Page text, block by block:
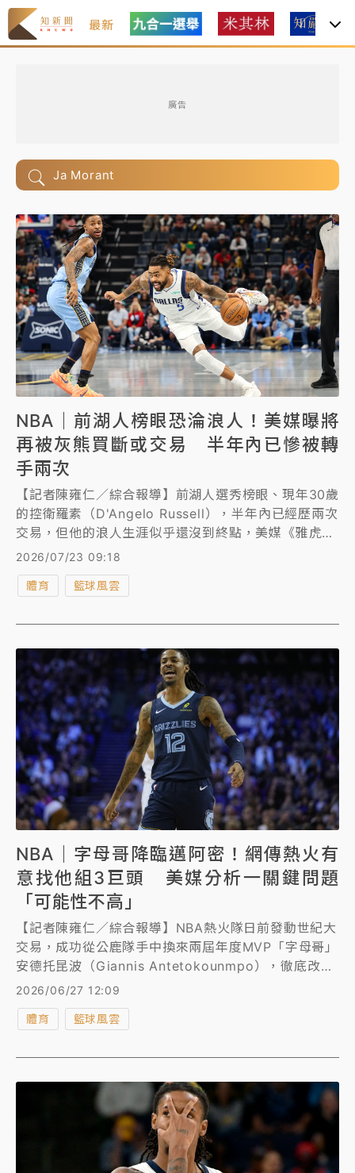
最新
廣告
Ja Morant
NBA｜前湖人榜眼恐淪浪人！美媒曝將
再被灰熊買斷或交易 半年內已慘被轉
手兩次
【記者陳雍仁／綜合報導】前湖人選秀榜眼、現年30歲
的控衛羅素（D'Angelo Russell），半年內已經歷兩次
交易，但他的浪人生涯似乎還沒到終點，美媒《雅虎體
育》報導，灰熊計畫在今夏與羅素分道揚鑣，目前預計
言，羅素顯然不在球隊未來藍圖。
2026/07/23 09:18
體育 籃球風雲
NBA｜字母哥降臨邁阿密！網傳熱火有
意找他組3巨頭 美媒分析一關鍵問題
「可能性不高」
【記者陳雍仁／綜合報導】NBA熱火隊日前發動世紀大
交易，成功從公鹿隊手中換來兩屆年度MVP「字母哥」
安德托昆波（Giannis Antetokounmpo），徹底改變
了東區乃至整個NBA的戰力版圖，外傳熱火還會繼續為
安德托昆波找幫手，可能將繼續追求灰熊隊明星控衛莫
蘭特（Ja Morant），但美媒《雅虎體育》卻潑了冷
2026/06/27 12:09
體育 籃球風雲